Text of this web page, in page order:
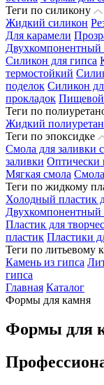
Теги по силикону
Жидкий силикон
Для карамели
Двухкомпонентный
Силикон для гипса
термостойкий
поделок Силикон
прокладок Пищевой
Теги по
Жидкий полиуретан
Теги по эпоксидке
Смола для заливки
заливки Оптически
Мягкая смола Смола
Теги по жидкому
Холодный пластик
Двухкомпонентный
Пластик для
пластик Пластики
Теги по литьевому
Камень из гипса
гипса
Главная Каталог
Формы для камня
Формы для